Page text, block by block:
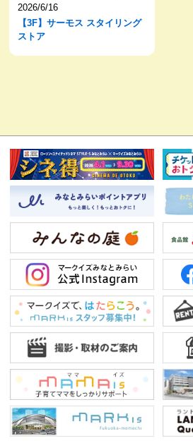
2026/6/16
【3F】サーモス スタイリング
ストア